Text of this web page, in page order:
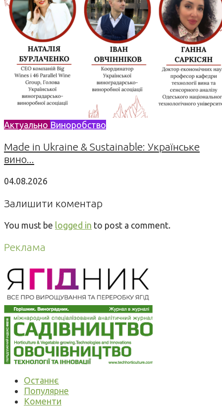
Актуально Виноробство
Made in Ukraine & Sustainable: Українське
вино...
04.08.2026
Залишити коментар
You must be logged in to post a comment.
Реклама
Останнє
Популярне
Коменти